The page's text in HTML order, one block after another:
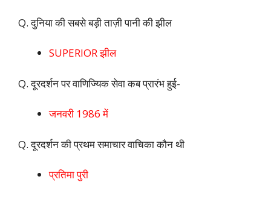
Q. दुनिया की सबसे बड़ी ताज़ी पानी की झील
SUPERIOR झील
Q. दूरदर्शन पर वाणिज्यिक सेवा कब प्रारंभ हुई-
जनवरी 1986 में
Q. दूरदर्शन की प्रथम समाचार वाचिका कौन थी
प्रतिमा पुरी